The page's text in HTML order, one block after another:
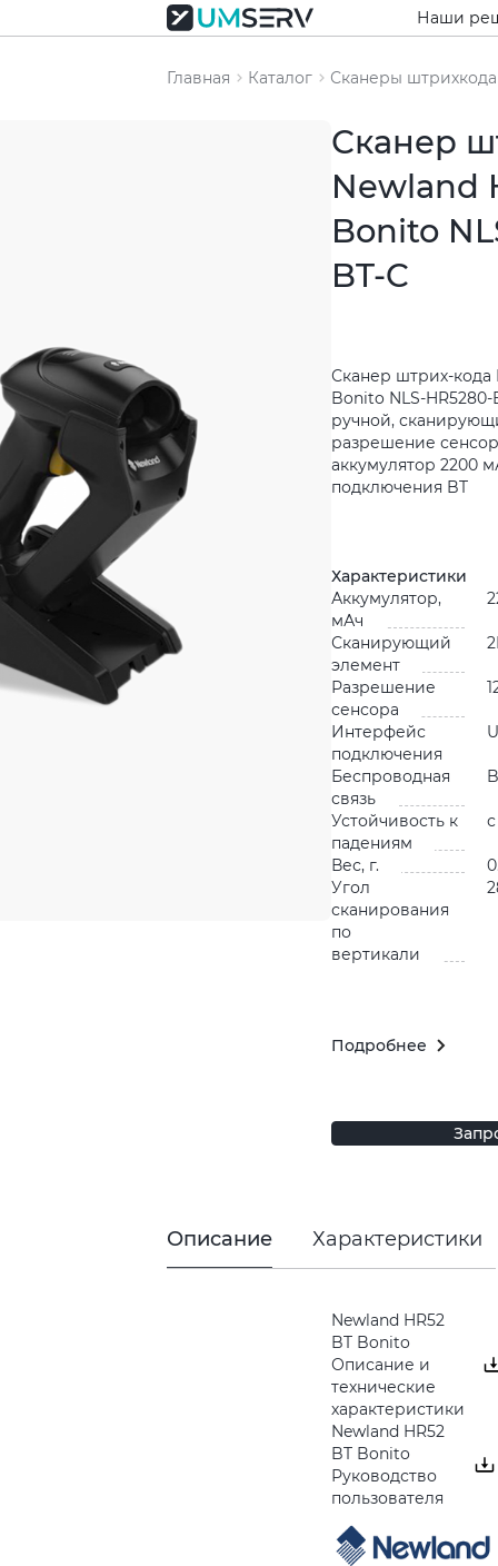
Наши
Главная Каталог Сканеры штрихкода
Сканер
Newland
Bonito
BT-C
Сканер штрих-кода
Bonito NLS-
ручной,
разрешение
аккумулятор 2200
подключения BT
Характеристики
Аккумулятор,
мАч
Сканирующий
элемент
Разрешение
сенсора
Интерфейс
подключения
Беспроводная
связь
Устойчивость к
падениям
Вес, г.
Угол
сканирования
по
вертикали
Подробнее
Описание Характеристики
Newland HR52
BT Bonito
Описание и
технические
характеристики
Newland HR52
BT Bonito
Руководство
пользователя